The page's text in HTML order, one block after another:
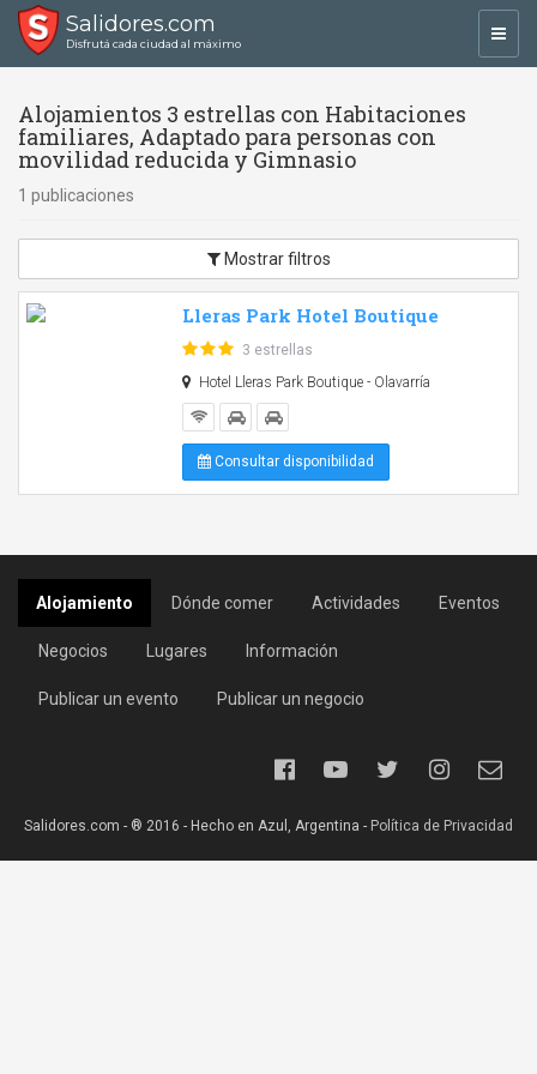
Salidores.com
Disfrutá cada ciudad al máximo
Alojamientos 3 estrellas con Habitaciones
familiares, Adaptado para personas con
movilidad reducida y Gimnasio
1 publicaciones
Mostrar filtros
Lleras Park Hotel Boutique
3 estrellas
Hotel Lleras Park Boutique - Olavarría
Consultar disponibilidad
Alojamiento Dónde comer Actividades Eventos
Negocios Lugares Información
Publicar un evento Publicar un negocio
Salidores.com - ® 2016 - Hecho en Azul, Argentina - Política de Privacidad